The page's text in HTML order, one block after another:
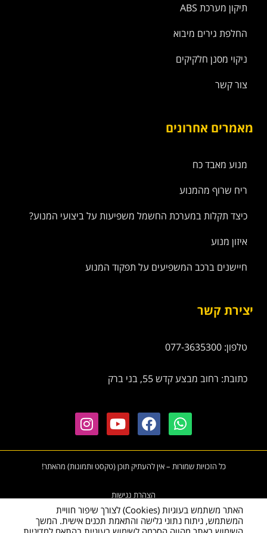
תיקון מערכת ABS
החלפת גירים מיבוא
ניקוי מסנן חלקיקים
צור קשר
מאמרים אחרונים
מנוע מאבד כח
ריח שרוף מהמנוע
כיצד תקלות במערכת החשמל משפיעות על ביצועי המנוע?
איזון מנוע
חיישנים ברכב המשפיעים על תפקוד המנוע
יצירת קשר
טלפון: 077-3635300
כתובת: רחוב מבצע קדש 55, בני ברק
כל הזכויות שמורות – אין להעתיק תוכן (טקסט ותמונות) מהאתר!
הצהרת נגישות
האתר משתמש בעוגיות (Cookies) לצורך שיפור חוויית
המשתמש, ניתוח נתוני גלישה והתאמת תכנים אישית. המשך